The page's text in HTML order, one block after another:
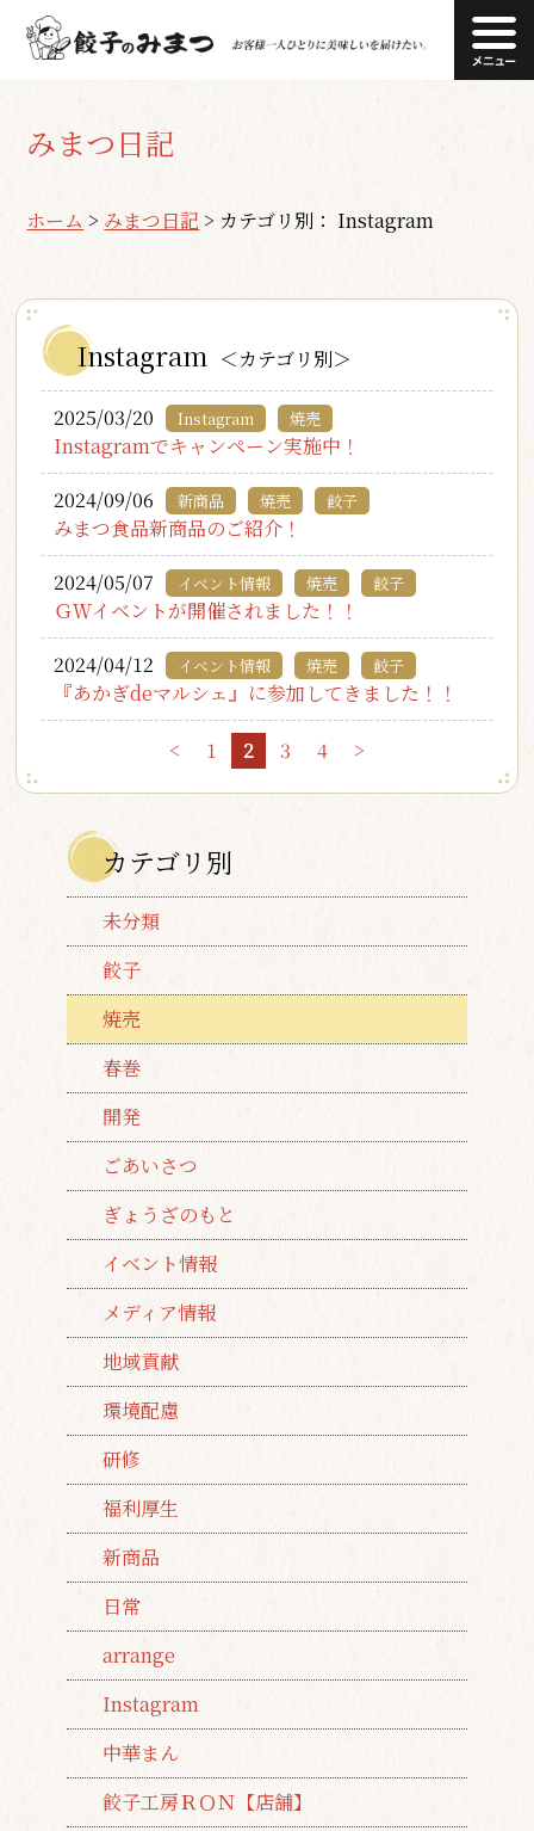
みまつ日記
ホーム > みまつ日記 > カテゴリ別： Instagram
Instagram ＜カテゴリ別＞
2025/03/20 Instagram 焼売
Instagramでキャンペーン実施中！
2024/09/06
新商品 焼売 餃子
みまつ食品新商品のご紹介！
2024/05/07
イベント情報 焼売 餃子
ＧＷイベントが開催されました！！
2024/04/12
イベント情報 焼売 餃子
『あかぎdeマルシェ』に参加してきました！！
< 1 2 3 4 >
カテゴリ別
未分類
餃子
焼売
春巻
開発
ごあいさつ
ぎょうざのもと
イベント情報
メディア情報
地域貢献
環境配慮
研修
福利厚生
新商品
日常
arrange
Instagram
中華まん
餃子工房ＲＯＮ【店舗】